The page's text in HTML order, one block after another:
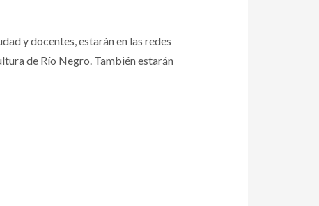
y docentes, estarán en las redes
de Río Negro. También estarán